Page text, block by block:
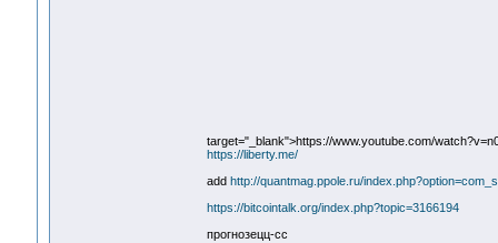
target="_blank">https://www.youtube.com/
https://liberty.me/
add http://quantmag.ppole.ru/
https://bitcointalk.org/index.php?topic=3166194
прогнозецц-сс